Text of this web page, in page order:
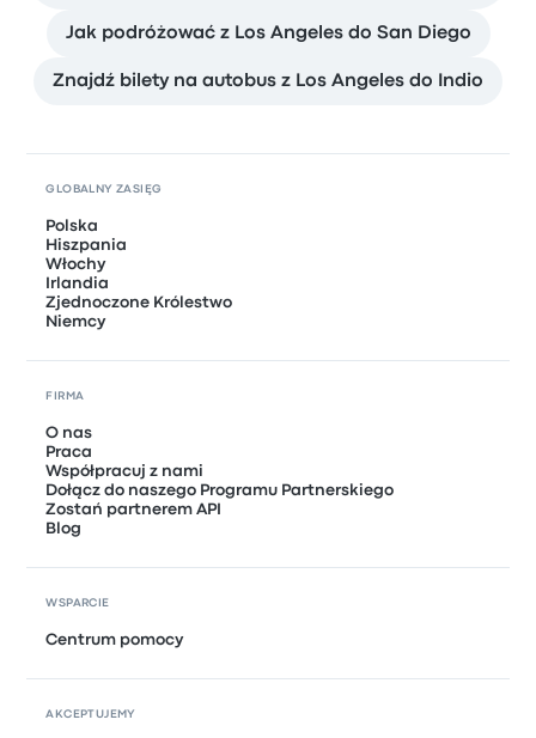
Jak podróżować z Los Angeles do San Diego
Znajdź bilety na autobus z Los Angeles do Indio
GLOBALNY ZASIĘG
Polska
Hiszpania
Włochy
Irlandia
Zjednoczone Królestwo
Niemcy
FIRMA
O nas
Praca
Współpracuj z nami
Dołącz do naszego Programu Partnerskiego
Zostań partnerem API
Blog
WSPARCIE
Centrum pomocy
AKCEPTUJEMY